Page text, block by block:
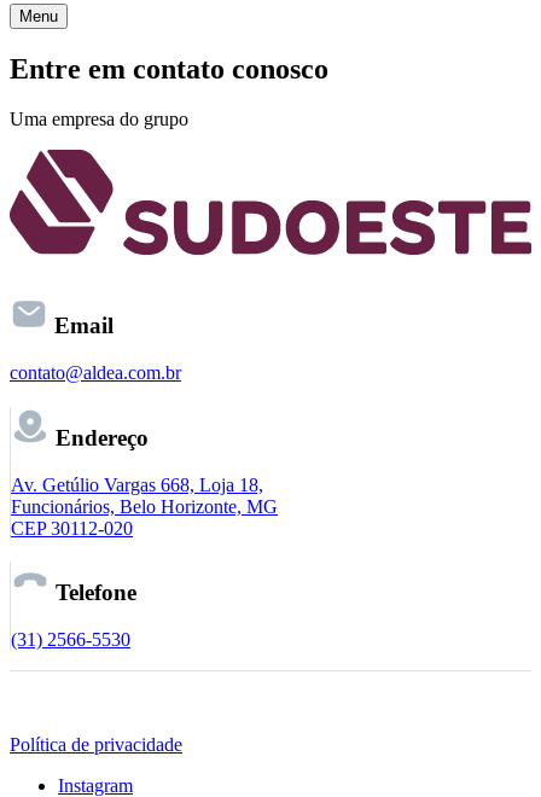
Menu
Entre em contato conosco
Uma empresa do grupo
Email
contato@aldea.com.br
Endereço
Av. Getúlio Vargas 668, Loja 18,
Funcionários, Belo Horizonte, MG
CEP 30112-020
Telefone
(31) 2566-5530
Política de privacidade
Instagram